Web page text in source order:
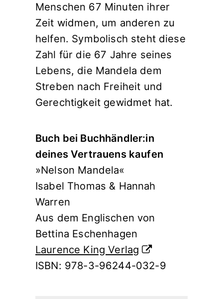
Menschen 67 Minuten ihrer
Zeit widmen, um anderen zu
helfen. Symbolisch steht diese
Zahl für die 67 Jahre seines
Lebens, die Mandela dem
Streben nach Freiheit und
Gerechtigkeit gewidmet hat.
Buch bei Buchhändler:in
deines Vertrauens kaufen
»Nelson Mandela«
Isabel Thomas & Hannah
Warren
Aus dem Englischen von
Bettina Eschenhagen
Laurence King Verlag
ISBN: 978-3-96244-032-9